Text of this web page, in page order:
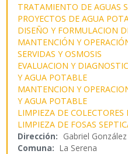
TRATAMIENTO DE AGUAS
PROYECTOS DE AGUA
DISEÑO Y FORMULACION
MANTENCIÓN Y
SERVIDAS Y OSMOSIS
EVALUACION Y
Y AGUA POTABLE
MANTENCION Y
Y AGUA POTABLE
LIMPIEZA DE COLECTORES
LIMPIEZA DE FOSAS
Dirección: Gabriel
Comuna: La Serena